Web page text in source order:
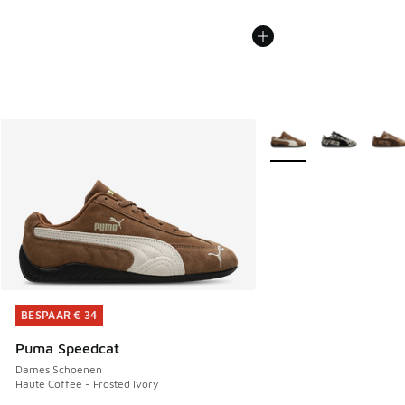
BESPAAR € 34
Puma Speedcat
Dames Schoenen
Haute Coffee - Frosted Ivory
BESPAAR € 34
Meer kleuren